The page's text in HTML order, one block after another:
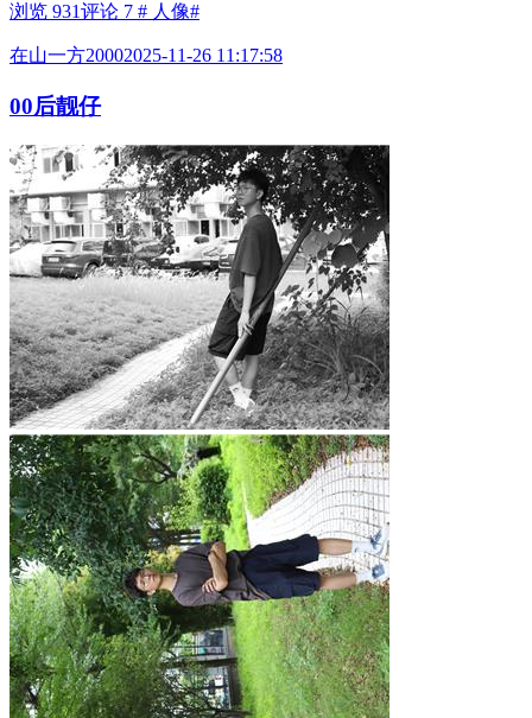
浏览 931评论 7 # 人像#
在山一方20002025-11-26 11:17:58
00后靓仔